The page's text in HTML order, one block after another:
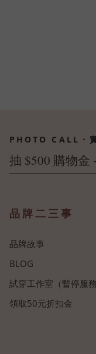
PHOTO CALL・
抽 $500 購物
品牌二三事
品牌故事
BLOG
試穿工作室 （暫停服務
領取50元折扣金